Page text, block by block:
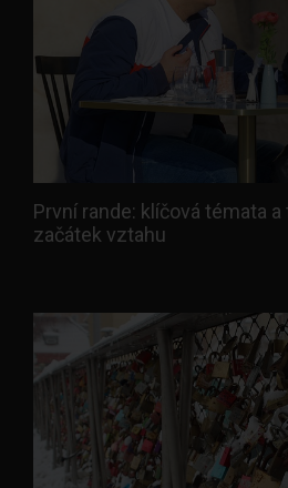
První rande: klíčová témata
začátek vztahu